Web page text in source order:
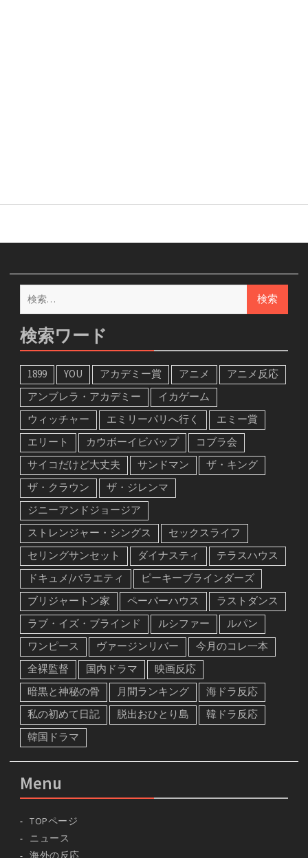
検
索:
検索ワード
1899 YOU アカデミー賞 アニメ
アニメ反応
アンブレラ・アカデミー
イカゲーム
ウィッチャー
エミリーパリへ行く
エミー賞
エリート
カウボーイビバップ
コブラ会
サイコだけど大丈夫
サンドマン
ザ・キング
ザ・クラウン
ザ・ジレンマ
ジニーアンドジョージア
ストレンジャー・シングス
セックスライフ
セリングサンセット
ダイナスティ
テラスハウス
ドキュメ/バラエティ
ピーキーブラインダーズ
ブリジャートン家
ペーパーハウス
ラストダンス
ラブ・イズ・ブラインド
ルシファー
ルパン
ワンピース
ヴァージンリバー
今月のコレ一本
全裸監督
国内ドラマ
映画反応
暗黒と神秘の骨
月間ランキング
海ドラ反応
私の初めて日記
脱出おひとり島
韓ドラ反応
韓国ドラマ
Menu
TOPページ
ニュース
海外の反応